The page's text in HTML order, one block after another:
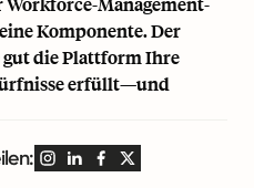
Komponente. Der
die Plattform Ihre
erfüllt—und